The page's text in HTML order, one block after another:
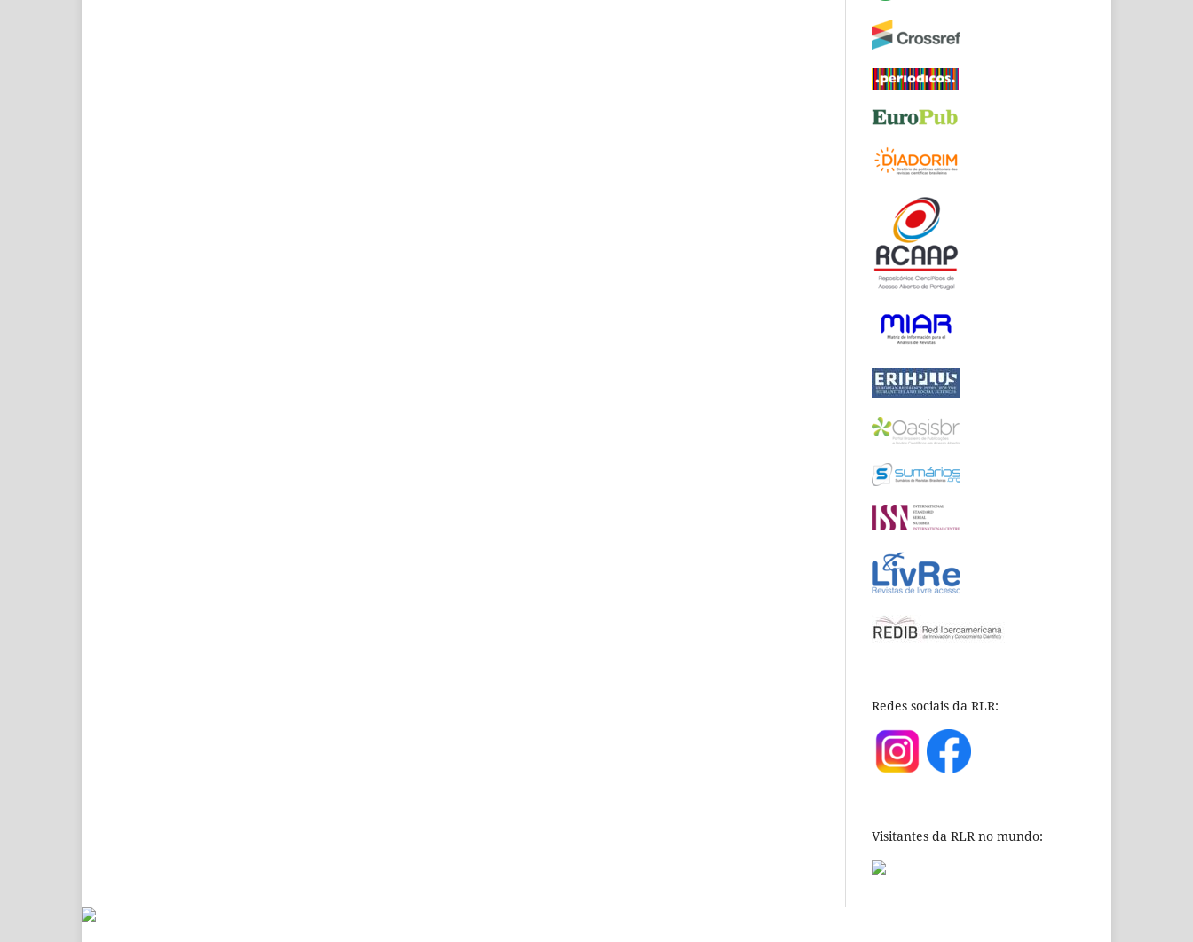
Redes sociais da RLR:
Visitantes da RLR no mundo: